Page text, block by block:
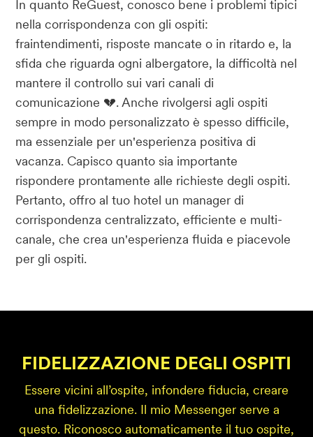
In quanto ReGuest, conosco bene i problemi tipici
nella corrispondenza con gli ospiti:
fraintendimenti, risposte mancate o in ritardo e, la
sfida che riguarda ogni albergatore, la difficoltà nel
mantere il controllo sui vari canali di
comunicazione 💔. Anche rivolgersi agli ospiti
sempre in modo personalizzato è spesso difficile,
ma essenziale per un'esperienza positiva di
vacanza. Capisco quanto sia importante
rispondere prontamente alle richieste degli ospiti.
Pertanto, offro al tuo hotel un manager di
corrispondenza centralizzato, efficiente e multi-
canale, che crea un'esperienza fluida e piacevole
per gli ospiti.
FIDELIZZAZIONE DEGLI OSPITI
Essere vicini all’ospite, infondere fiducia, creare
una fidelizzazione. Il mio Messenger serve a
questo. Riconosco automaticamente il tuo ospite,